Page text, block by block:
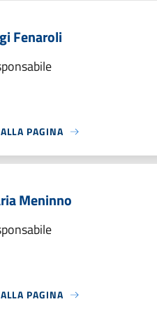
Fenaroli
PAGINA
Meninno
PAGINA